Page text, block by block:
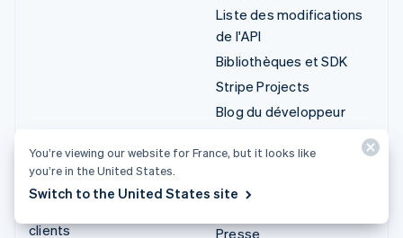
Liste des modifications
de l'API
Bibliothèques et SDK
Stripe Projects
Blog du développeur
Ressources
Guides
clients
Entreprise
Presse
You’re viewing our website for France, but it looks like
you’re in the United States.
Switch to the United States site